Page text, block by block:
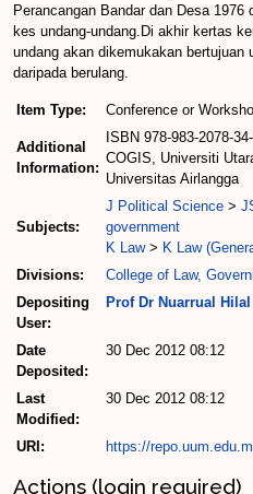
Perancangan Bandar dan Desa 1976
kes undang-undang.Di akhir kertas
undang akan dikemukakan
daripada berulang.
Item Type: Conference or
Additional
Information:
ISBN 978-983-2078-
COGIS, Universiti
Universitas Airlangga
Subjects:
J Political Science >
government
K Law> K Law
Divisions:
College of Law,
Depositing
User:
Prof Dr Nuarrual
Date
Deposited:
30 Dec 2012 08:12
Last
Modified:
30 Dec 2012 08:12
URI: https://
Actions (login required)